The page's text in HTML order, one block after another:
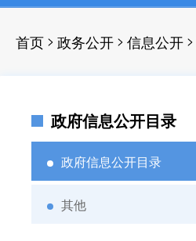
首页 > 政务公开 > 信息公开 >
政府信息公开目录
政府信息公开目录
其他